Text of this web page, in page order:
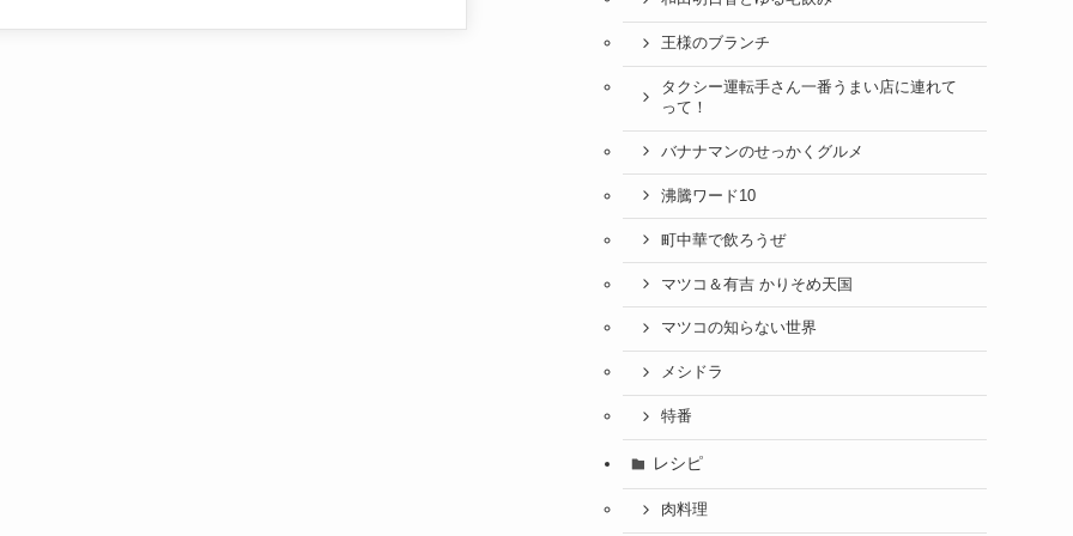
王様のブランチ
タクシー運転手さん一番うまい店に連れて
って！
バナナマンのせっかくグルメ
沸騰ワード10
町中華で飲ろうぜ
マツコ＆有吉 かりそめ天国
マツコの知らない世界
メシドラ
特番
レシピ
肉料理